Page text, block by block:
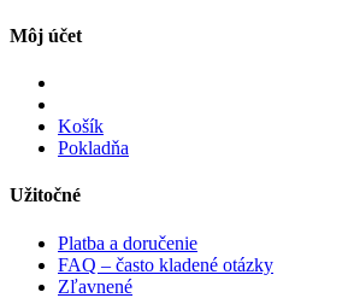
Môj účet
Košík
Pokladňa
Užitočné
Platba a doručenie
FAQ – často kladené otázky
Zľavnené